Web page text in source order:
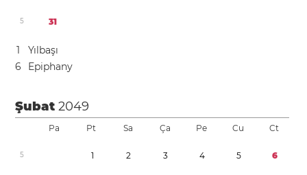
5 31
1
Yılbaşı
6
Epiphany
Şubat2049
Pa Pt Sa Ça Pe Cu Ct
5 1 2 3 4 5 6